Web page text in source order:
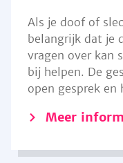
Als je doof of
belangrijk dat je
vragen over kan
bij helpen. De
open gesprek en
Meer